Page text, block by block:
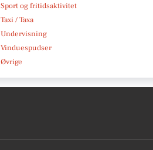
Sport og fritidsaktivitet
Taxi / Taxa
Undervisning
Vinduespudser
Øvrige